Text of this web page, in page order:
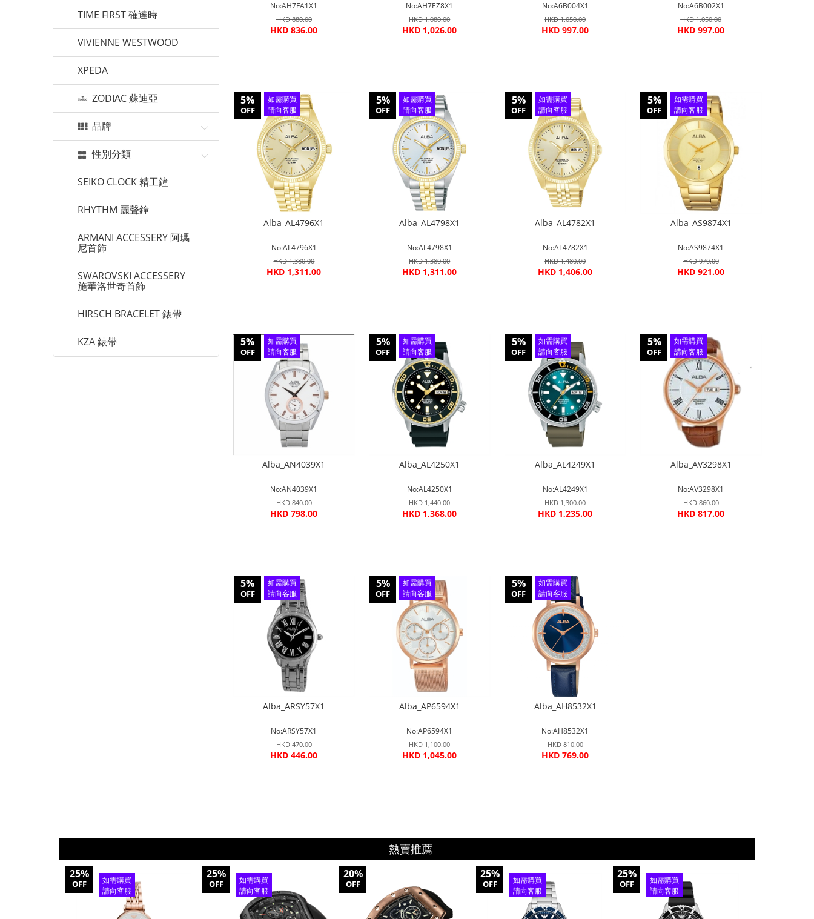
TIME FIRST 確達時
VIVIENNE WESTWOOD
XPEDA
ZODIAC 蘇迪亞
品牌
性別分類
SEIKO CLOCK 精工鐘
RHYTHM 麗聲鐘
ARMANI ACCESSERY 阿瑪
尼首飾
SWAROVSKI ACCESSERY
施華洛世奇首飾
HIRSCH BRACELET 錶帶
KZA 錶帶
No:AH7FA1X1
HKD 880.00
HKD 836.00
No:AH7EZ8X1
HKD 1,080.00
HKD 1,026.00
No:A6B004X1
HKD 1,050.00
HKD 997.00
No:A6B002X1
HKD 1,050.00
HKD 997.00
5%
OFF
如需購買
請向客服
查詢
Alba_AL4796X1
No:AL4796X1
HKD 1,380.00
HKD 1,311.00
5%
OFF
如需購買
請向客服
查詢
Alba_AL4798X1
No:AL4798X1
HKD 1,380.00
HKD 1,311.00
5%
OFF
如需購買
請向客服
查詢
Alba_AL4782X1
No:AL4782X1
HKD 1,480.00
HKD 1,406.00
5%
OFF
如需購買
請向客服
查詢
Alba_AS9874X1
No:AS9874X1
HKD 970.00
HKD 921.00
5%
OFF
如需購買
請向客服
查詢
Alba_AN4039X1
No:AN4039X1
HKD 840.00
HKD 798.00
5%
OFF
如需購買
請向客服
查詢
Alba_AL4250X1
No:AL4250X1
HKD 1,440.00
HKD 1,368.00
5%
OFF
如需購買
請向客服
查詢
Alba_AL4249X1
No:AL4249X1
HKD 1,300.00
HKD 1,235.00
5%
OFF
如需購買
請向客服
查詢
Alba_AV3298X1
No:AV3298X1
HKD 860.00
HKD 817.00
5%
OFF
如需購買
請向客服
查詢
Alba_ARSY57X1
No:ARSY57X1
HKD 470.00
HKD 446.00
5%
OFF
如需購買
請向客服
查詢
Alba_AP6594X1
No:AP6594X1
HKD 1,100.00
HKD 1,045.00
5%
OFF
如需購買
請向客服
查詢
Alba_AH8532X1
No:AH8532X1
HKD 810.00
HKD 769.00
熱賣推薦
25%
OFF
如需購買
請向客服
25%
OFF
如需購買
請向客服
查詢
20%
OFF
25%
OFF
如需購買
請向客服
查詢
25%
OFF
如需購買
請向客服
查詢